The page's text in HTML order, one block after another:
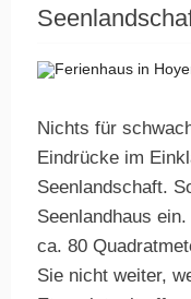
Nichts für
Eindrücke im
Seenlandschaft.
Seenlandhaus
ca. 80
Sie nicht weiter,